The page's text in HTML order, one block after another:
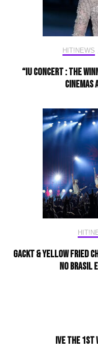
HIT!NEWS
“IU CONCERT : THE
cinemas
GACKT & YELLOW
no Brasil
IVE THE 1ST